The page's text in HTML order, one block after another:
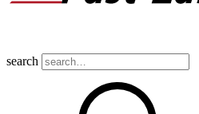
search